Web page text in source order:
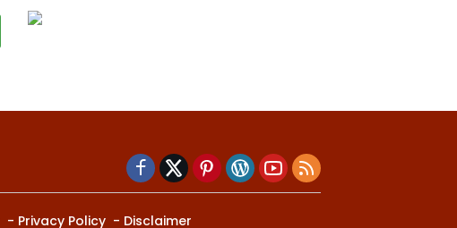
Privacy Policy Disclaimer